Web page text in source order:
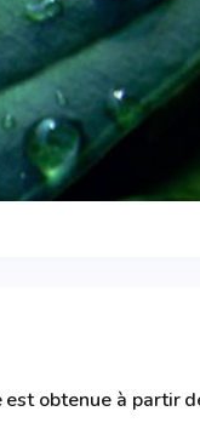
est obtenue à partir